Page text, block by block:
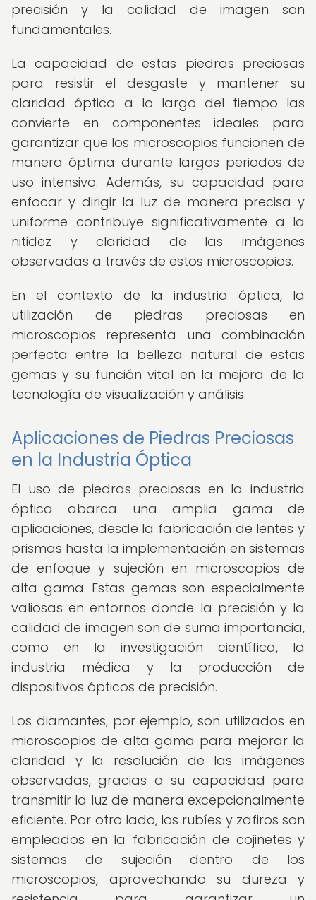
precisión y la calidad de imagen son
fundamentales.
La capacidad de estas piedras preciosas
para resistir el desgaste y mantener su
claridad óptica a lo largo del tiempo las
convierte en componentes ideales para
garantizar que los microscopios funcionen de
manera óptima durante largos periodos de
uso intensivo. Además, su capacidad para
enfocar y dirigir la luz de manera precisa y
uniforme contribuye significativamente a la
nitidez y claridad de las imágenes
observadas a través de estos microscopios.
En el contexto de la industria óptica, la
utilización de piedras preciosas en
microscopios representa una combinación
perfecta entre la belleza natural de estas
gemas y su función vital en la mejora de la
tecnología de visualización y análisis.
Aplicaciones de Piedras Preciosas
en la Industria Óptica
El uso de piedras preciosas en la industria
óptica abarca una amplia gama de
aplicaciones, desde la fabricación de lentes y
prismas hasta la implementación en sistemas
de enfoque y sujeción en microscopios de
alta gama. Estas gemas son especialmente
valiosas en entornos donde la precisión y la
calidad de imagen son de suma importancia,
como en la investigación científica, la
industria médica y la producción de
dispositivos ópticos de precisión.
Los diamantes, por ejemplo, son utilizados en
microscopios de alta gama para mejorar la
claridad y la resolución de las imágenes
observadas, gracias a su capacidad para
transmitir la luz de manera excepcionalmente
eficiente. Por otro lado, los rubíes y zafiros son
empleados en la fabricación de cojinetes y
sistemas de sujeción dentro de los
microscopios, aprovechando su dureza y